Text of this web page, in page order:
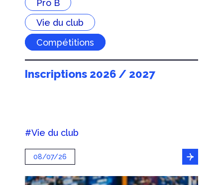
Pro B
Vie du club
Compétitions
Inscriptions 2026 / 2027
#Vie du club
08/07/26